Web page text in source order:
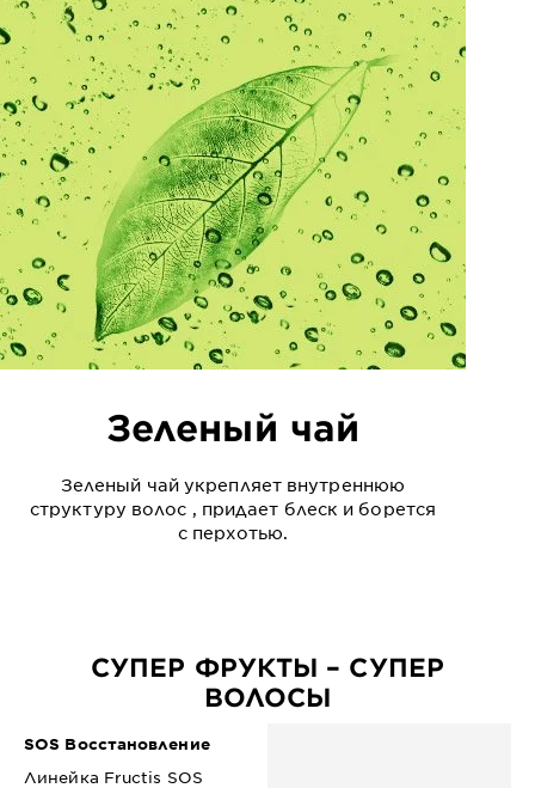
Зеленый чай
Зеленый чай укрепляет внутреннюю
структуру волос , придает блеск и борется
с перхотью.
СУПЕР ФРУКТЫ – СУПЕР
ВОЛОСЫ
SOS Восстановление
Линейка Fructis SOS